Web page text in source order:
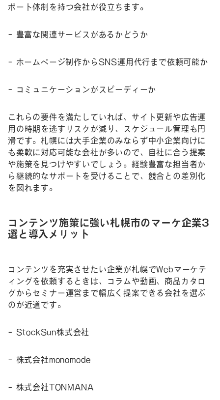
ポート体制を持つ会社が役立ちます。
– 豊富な関連サービスがあるかどうか
– ホームページ制作からSNS運用代行まで依頼可能か
– コミュニケーションがスピーディーか
これらの要件を満たしていれば、サイト更新や広告運
用の時期を逃すリスクが減り、スケジュール管理も円
滑です。札幌には大手企業のみならず中小企業向けに
も柔軟に対応可能な会社が多いので、自社に合う提案
や施策を見つけやすいでしょう。経験豊富な担当者か
ら継続的なサポートを受けることで、競合との差別化
を図れます。
コンテンツ施策に強い札幌市のマーケ企業3
選と導入メリット
コンテンツを充実させたい企業が札幌でWebマーケテ
ィングを依頼するときは、コラムや動画、商品カタロ
グからセミナー運営まで幅広く提案できる会社を選ぶ
のが近道です。
– StockSun株式会社
– 株式会社monomode
– 株式会社TONMANA